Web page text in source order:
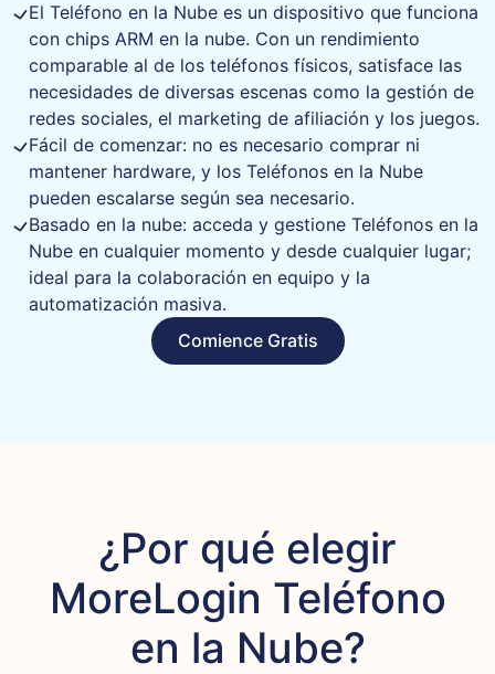
El Teléfono en la Nube es un dispositivo que funciona
con chips ARM en la nube. Con un rendimiento
comparable al de los teléfonos físicos, satisface las
necesidades de diversas escenas como la gestión de
redes sociales, el marketing de afiliación y los juegos.
Fácil de comenzar: no es necesario comprar ni
mantener hardware, y los Teléfonos en la Nube
pueden escalarse según sea necesario.
Basado en la nube: acceda y gestione Teléfonos en la
Nube en cualquier momento y desde cualquier lugar;
ideal para la colaboración en equipo y la
automatización masiva.
Comience Gratis
¿Por qué elegir
MoreLogin Teléfono
en la Nube?